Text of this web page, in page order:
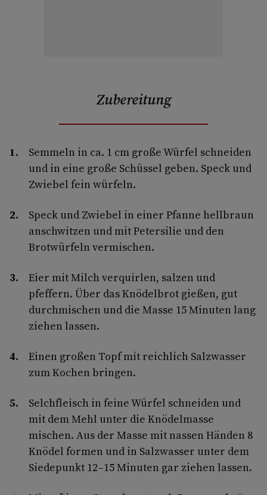
Zubereitung
Semmeln in ca. 1 cm große Würfel schneiden
und in eine große Schüssel geben. Speck und
Zwiebel fein würfeln.
Speck und Zwiebel in einer Pfanne hellbraun
anschwitzen und mit Petersilie und den
Brotwürfeln vermischen.
Eier mit Milch verquirlen, salzen und
pfeffern. Über das Knödelbrot gießen, gut
durchmischen und die Masse 15 Minuten lang
ziehen lassen.
Einen großen Topf mit reichlich Salzwasser
zum Kochen bringen.
Selchfleisch in feine Würfel schneiden und
mit dem Mehl unter die Knödelmasse
mischen. Aus der Masse mit nassen Händen 8
Knödel formen und in Salzwasser unter dem
Siedepunkt 12–15 Minuten gar ziehen lassen.